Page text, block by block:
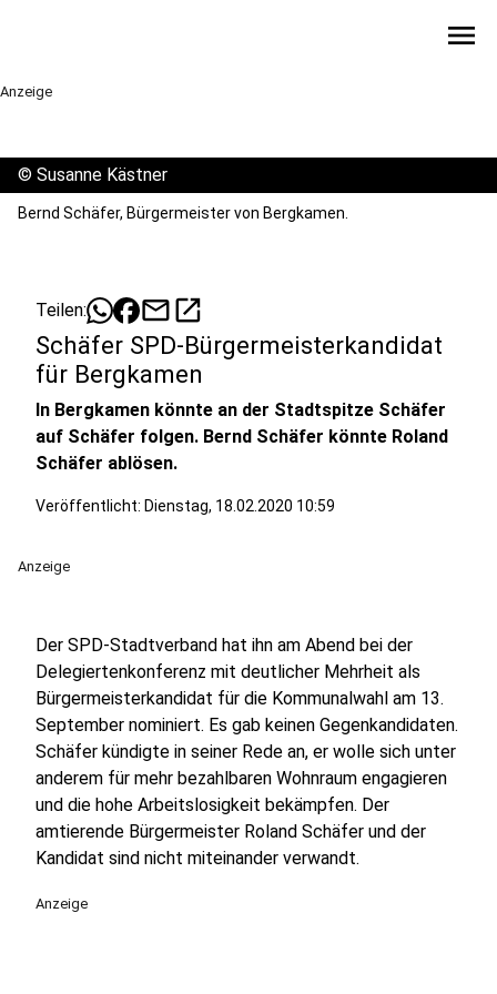
menu
Anzeige
© Susanne Kästner
Bernd Schäfer, Bürgermeister von Bergkamen.
Teilen: mailopen_in_new
Schäfer SPD-Bürgermeisterkandidat
für Bergkamen
In Bergkamen könnte an der Stadtspitze Schäfer
auf Schäfer folgen. Bernd Schäfer könnte Roland
Schäfer ablösen.
Veröffentlicht: Dienstag, 18.02.2020 10:59
Anzeige
Der SPD-Stadtverband hat ihn am Abend bei der
Delegiertenkonferenz mit deutlicher Mehrheit als
Bürgermeisterkandidat für die Kommunalwahl am 13.
September nominiert. Es gab keinen Gegenkandidaten.
Schäfer kündigte in seiner Rede an, er wolle sich unter
anderem für mehr bezahlbaren Wohnraum engagieren
und die hohe Arbeitslosigkeit bekämpfen. Der
amtierende Bürgermeister Roland Schäfer und der
Kandidat sind nicht miteinander verwandt.
Anzeige